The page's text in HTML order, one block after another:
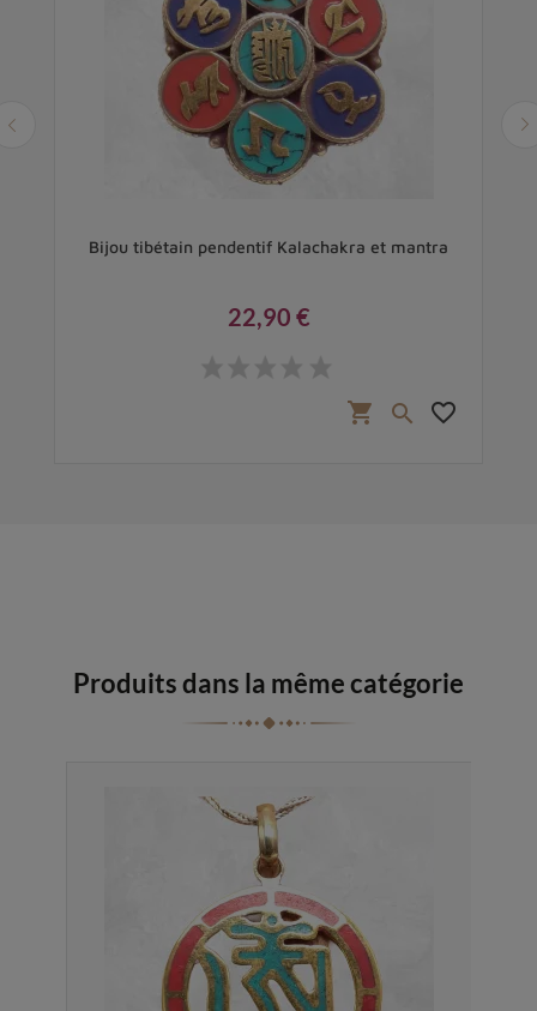
Bijou tibétain pendentif Kalachakra et mantra
22,90 €
shopping_cart  favorite_border
Produits dans la même catégorie